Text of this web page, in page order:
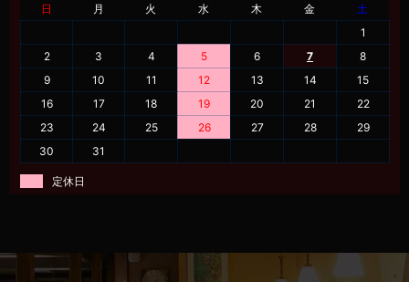
日
月 火 水 木 金
土
1
2
3 4 5 6 7
8
9
10 11 12 13 14
15
16
17 18 19 20 21
22
23
24 25 26 27 28
29
30
31
定休日